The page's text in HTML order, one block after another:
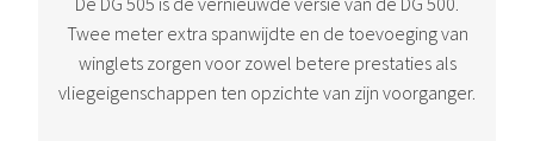
Twee meter extra spanwijdte en de toevoeging van
winglets zorgen voor zowel betere prestaties als
vliegeigenschappen ten opzichte van zijn voorganger.